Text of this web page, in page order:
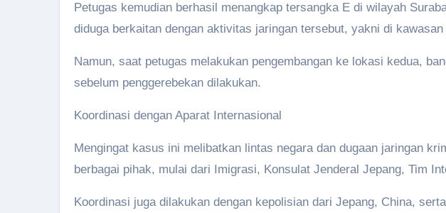
Petugas kemudian berhasil menangkap tersangka E di wilayah
diduga berkaitan dengan aktivitas jaringan tersebut, yakni di
Namun, saat petugas melakukan pengembangan ke lokasi kedua,
sebelum penggerebekan dilakukan.
Koordinasi dengan Aparat Internasional
Mengingat kasus ini melibatkan lintas negara dan dugaan jaringan
berbagai pihak, mulai dari Imigrasi, Konsulat Jenderal Jepang, Tim
Koordinasi juga dilakukan dengan kepolisian dari Jepang, China,